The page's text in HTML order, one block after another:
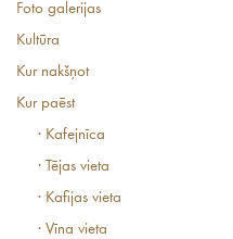
Foto galerijas
Kultūra
Kur nakšņot
Kur paēst
· Kafejnīca
· Tējas vieta
· Kafijas vieta
· Vīna vieta